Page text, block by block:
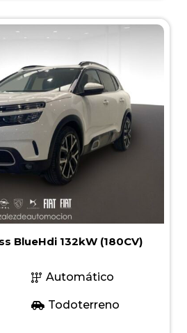
BlueHdi 132kW (180CV)
Automático
Todoterreno